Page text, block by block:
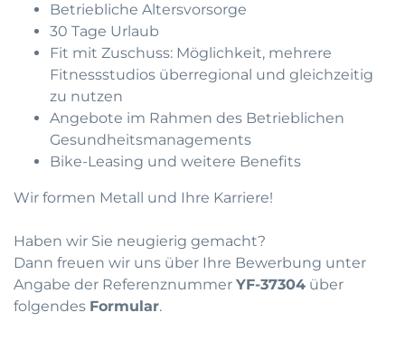
Betriebliche Altersvorsorge
30 Tage Urlaub
Fit mit Zuschuss: Möglichkeit, mehrere
Fitnessstudios überregional und gleichzeitig
zu nutzen
Angebote im Rahmen des Betrieblichen
Gesundheitsmanagements
Bike-Leasing und weitere Benefits
Wir formen Metall und Ihre Karriere!
Haben wir Sie neugierig gemacht?
Dann freuen wir uns über Ihre Bewerbung unter
Angabe der Referenznummer YF-37304 über
folgendes Formular.